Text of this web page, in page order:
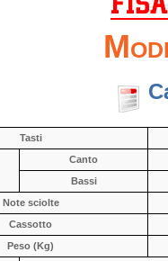
Tasti
Canto
Bassi
Note sciolte
Cassotto
Peso (Kg)